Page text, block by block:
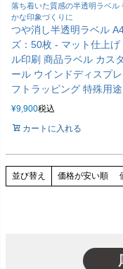
落ち着いた質感の半透明ラベル
かな印象づくりに
つや消し半透明ラベル
ズ：50枚 - マット仕上げ
ル印刷 商品ラベル カス
ール ウインドディスプ
フトラッピング 特殊用途
¥9,900税込
カートに入れる
並び替え 価格が安い順